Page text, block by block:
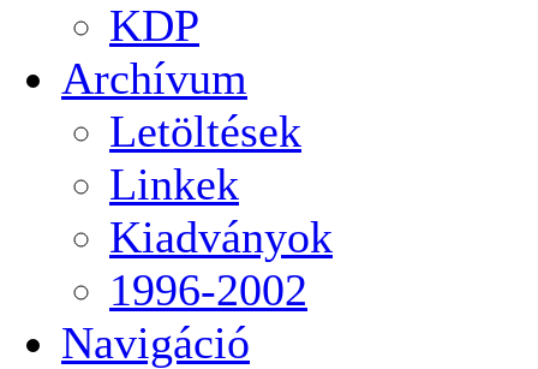
KDP
Archívum
Letöltések
Linkek
Kiadványok
1996-2002
Navigáció